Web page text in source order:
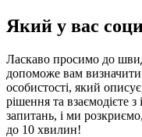
Який у вас
Ласкаво просимо до
допоможе вам
особистості, який
рішення та взаємодієте
запитань, і ми
до 10 хвилин!